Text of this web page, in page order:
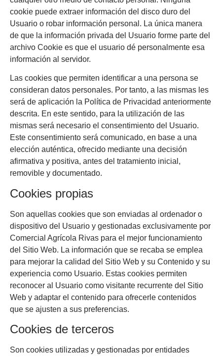
cookie puede extraer información del disco duro del
Usuario o robar información personal. La única manera
de que la información privada del Usuario forme parte del
archivo Cookie es que el usuario dé personalmente esa
información al servidor.
Las cookies que permiten identificar a una persona se
consideran datos personales. Por tanto, a las mismas les
será de aplicación la Política de Privacidad anteriormente
descrita. En este sentido, para la utilización de las
mismas será necesario el consentimiento del Usuario.
Este consentimiento será comunicado, en base a una
elección auténtica, ofrecido mediante una decisión
afirmativa y positiva, antes del tratamiento inicial,
removible y documentado.
Cookies propias
Son aquellas cookies que son enviadas al ordenador o
dispositivo del Usuario y gestionadas exclusivamente por
Comercial Agrícola Rivas para el mejor funcionamiento
del Sitio Web. La información que se recaba se emplea
para mejorar la calidad del Sitio Web y su Contenido y su
experiencia como Usuario. Estas cookies permiten
reconocer al Usuario como visitante recurrente del Sitio
Web y adaptar el contenido para ofrecerle contenidos
que se ajusten a sus preferencias.
Cookies de terceros
Son cookies utilizadas y gestionadas por entidades